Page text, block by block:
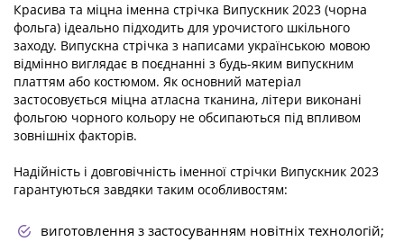
Красива та міцна іменна стрічка Випускник 2023 (чорна
фольга) ідеально підходить для урочистого шкільного
заходу. Випускна стрічка з написами українською мовою
відмінно виглядає в поєднанні з будь-яким випускним
платтям або костюмом. Як основний матеріал
застосовується міцна атласна тканина, літери виконані
фольгою чорного кольору не обсипаються під впливом
зовнішніх факторів.
Надійність і довговічність іменної стрічки Випускник 2023
гарантуються завдяки таким особливостям:
виготовлення з застосуванням новітніх технологій;